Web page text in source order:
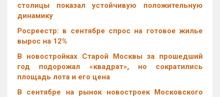
столицы показал устойчивую положительную
динамику
Росреестр: в сентябре спрос на готовое жилье
вырос на 12%
В новостройках Старой Москвы за прошедший
год подорожал «квадрат», но сократились
площадь лота и его цена
В сентябре на рынок новостроек Московского